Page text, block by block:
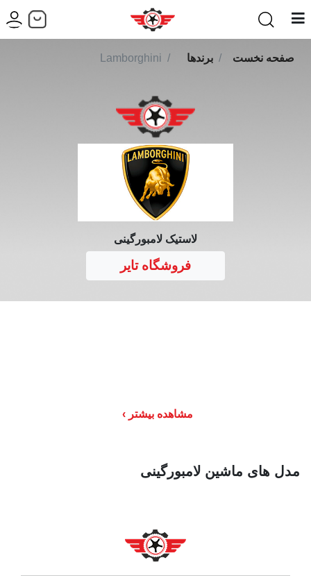
صفحه نخست برندها Lamborghini
لاستیک لامبورگینی
فروشگاه تایر
مشاهده بیشتر
مدل های ماشین لامبورگینی